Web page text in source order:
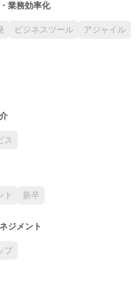
業務効率化
ビジネスツール アジャイル
ス
ト 新卒
ジメント
プ